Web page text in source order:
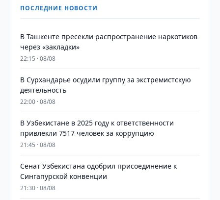
ПОСЛЕДНИЕ НОВОСТИ
В Ташкенте пресекли распространение наркотиков
через «закладки»
22:15 · 08/08
В Сурхандарье осудили группу за экстремистскую
деятельность
22:00 · 08/08
В Узбекистане в 2025 году к ответственности
привлекли 7517 человек за коррупцию
21:45 · 08/08
Сенат Узбекистана одобрил присоединение к
Сингапурской конвенции
21:30 · 08/08